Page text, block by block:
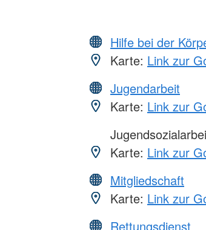
Hilfe bei der
Karte: Link zur
Jugendarbeit
Karte: Link zur
Karte: Link zur
Mitgliedschaft
Karte: Link zur
Rettungsdienst